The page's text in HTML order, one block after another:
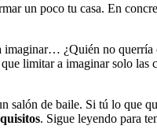
un poco tu casa. En
imaginar… ¿Quién no querría
limitar a imaginar solo las
salón de baile. Si tú lo que
. Sigue leyendo para